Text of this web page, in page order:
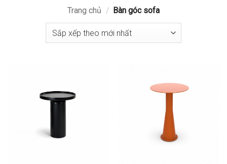
Trang chủ / Bàn góc sofa